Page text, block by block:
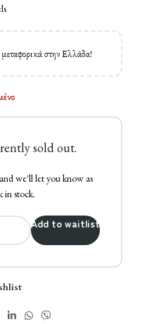
μεταφορικά στην Ελλάδα!
sold out.
we'll let you know as
in stock.
Add to waitlist